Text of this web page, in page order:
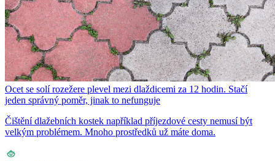
Ocet se solí rozežere plevel mezi dlaždicemi za 12 hodin. Stačí
jeden správný poměr, jinak to nefunguje
Čištění dlažebních kostek například příjezdové cesty nemusí být
velkým problémem. Mnoho prostředků už máte doma.